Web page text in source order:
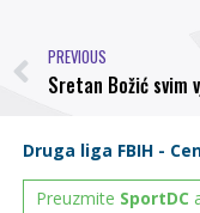
PREVIOUS